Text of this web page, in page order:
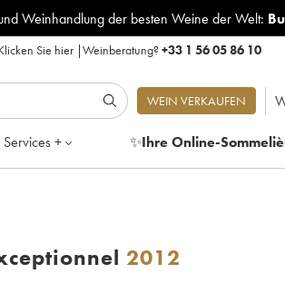
Weinhandlung der besten Weine der Welt:
Sie hier|Weinberatung?+33 1 56 05 86 10
WEIN VERKAUFEN
Services + ✨Ihre Online-
2012